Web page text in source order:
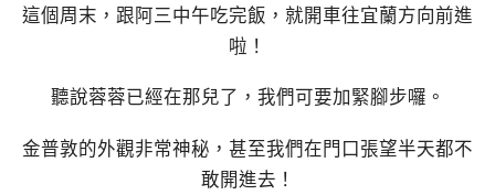
這個周末，跟阿三中午吃完飯，就開車往宜蘭方向前進
啦！
聽說蓉蓉已經在那兒了，我們可要加緊腳步囉。
金普敦的外觀非常神秘，甚至我們在門口張望半天都不
敢開進去！